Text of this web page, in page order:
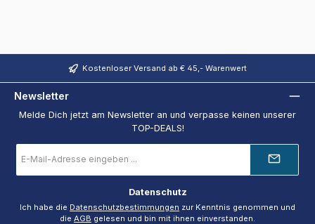
Kostenloser Versand ab € 45,- Warenwert
Newsletter
Melde Dich jetzt am Newsletter an und verpasse keinen unserer
TOP-DEALS!
Mail-
Datenschutz
Ich habe die Datenschutzbestimmungen zur Kenntnis genommen und
die AGB gelesen und bin mit ihnen einverstanden.